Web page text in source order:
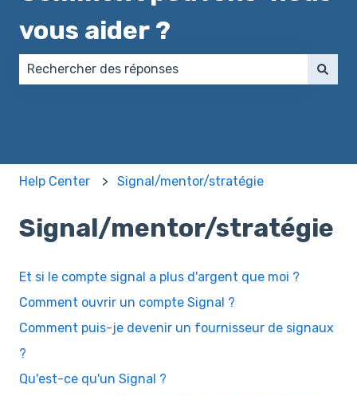
vous aider ?
Help Center Signal/mentor/stratégie
Signal/mentor/stratégie
Et si le compte signal a plus d'argent que moi ?
Comment ouvrir un compte Signal ?
Comment puis-je devenir un fournisseur de signaux
?
Qu'est-ce qu'un Signal ?